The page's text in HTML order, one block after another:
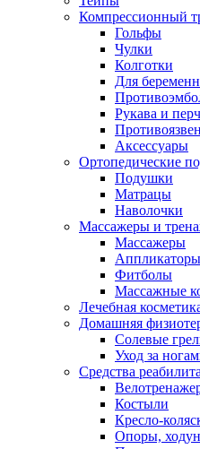
Компрессионный
Гольфы
Чулки
Колготки
Для
Рукава и
Аксессуары
Ортопедические
Подушки
Матрацы
Наволочки
Массажеры и
Массажеры
Аппликаторы
Фитболы
Массажные
Лечебная
Домашняя
Солевые
Уход за
Средства
Костыли
Кресло-
Опоры,